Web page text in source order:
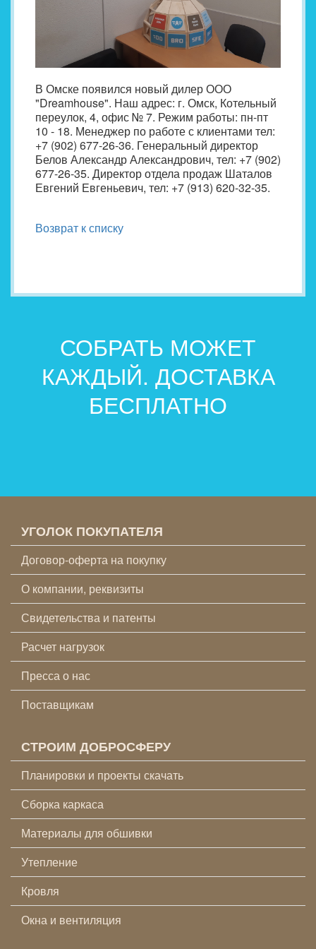
В Омске появился новый дилер ООО
"Dreamhouse". Наш адрес: г. Омск, Котельный
переулок, 4, офис № 7. Режим работы: пн-пт
10 - 18. Менеджер по работе с клиентами тел:
+7 (902) 677-26-36. Генеральный директор
Белов Александр Александрович, тел: +7 (902)
677-26-35. Директор отдела продаж Шаталов
Евгений Евгеньевич, тел: +7 (913) 620-32-35.
Возврат к списку
СОБРАТЬ МОЖЕТ
КАЖДЫЙ. ДОСТАВКА
БЕСПЛАТНО
УГОЛОК ПОКУПАТЕЛЯ
Договор-оферта на покупку
О компании, реквизиты
Свидетельства и патенты
Расчет нагрузок
Пресса о нас
Поставщикам
СТРОИМ ДОБРОСФЕРУ
Планировки и проекты скачать
Сборка каркаса
Материалы для обшивки
Утепление
Кровля
Окна и вентиляция